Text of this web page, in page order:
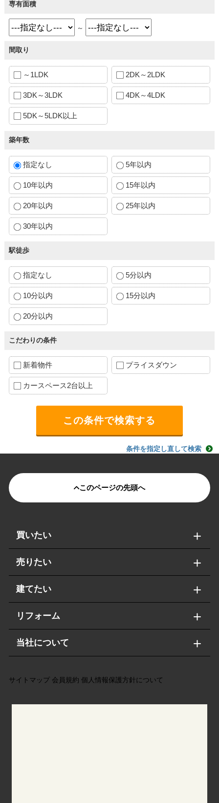
専有面積
～
間取り
～1LDK 2DK～2LDK
3DK～3LDK 4DK～4LDK
5DK～5LDK以上
築年数
指定なし 5年以内
10年以内 15年以内
20年以内 25年以内
30年以内
駅徒歩
指定なし 5分以内
10分以内 15分以内
20分以内
こだわりの条件
新着物件 プライスダウン
カースペース2台以上
条件を指定し直して検索
このページの先頭へ
買いたい
売りたい
建てたい
リフォーム
当社について
サイトマップ 会員規約 個人情報保護方針について